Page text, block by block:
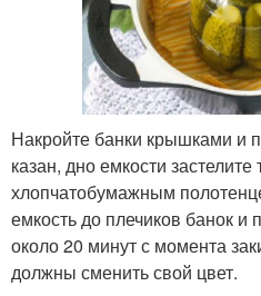
Накройте банки крышками и
казан, дно емкости застелите
хлопчатобумажным
емкость до плечиков банок и
около 20 минут с момента
должны сменить свой цвет.